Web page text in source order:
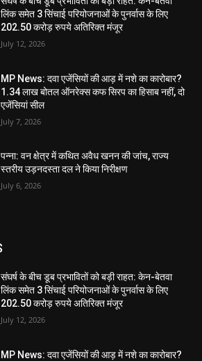
लिंक समेत 3 सिंचाई परियोजनाओं के पुनर्वास के लिए
202.50 करोड़ रुपये अतिरिक्त मंजूर
July 12, 2026
MP News: दवा एजेंसियों की आड़ में नशे का कारोबार?
1.34 लाख बोतल ऑनरेक्स कफ सिरप का हिसाब नहीं, दो
एजेंसियां सील
July 7, 2026
पन्ना: वन क्षेत्र में कथित अवैध खनन की जांच, राज्य
स्तरीय उड़नदस्ता दल ने किया निरीक्षण
July 6, 2026
संघर्ष के बीच डूब प्रभावितों को बड़ी राहत: केन-बेतवा
लिंक समेत 3 सिंचाई परियोजनाओं के पुनर्वास के लिए
202.50 करोड़ रुपये अतिरिक्त मंजूर
July 12, 2026
MP News: दवा एजेंसियों की आड़ में नशे का कारोबार?